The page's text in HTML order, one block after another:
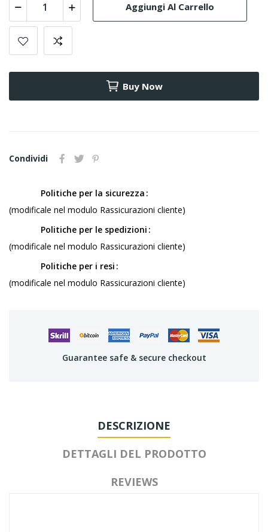
Aggiungi Al Carrello
Buy Now
Condividi
Politiche per la sicurezza
(modificale nel modulo Rassicurazioni cliente)
Politiche per le spedizioni
(modificale nel modulo Rassicurazioni cliente)
Politiche per i resi
(modificale nel modulo Rassicurazioni cliente)
Guarantee safe & secure checkout
DESCRIZIONE
DETTAGLI DEL PRODOTTO
REVIEWS